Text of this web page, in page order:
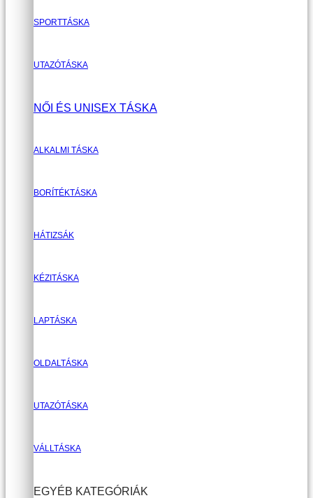
SPORTTÁSKA
UTAZÓTÁSKA
NŐI ÉS UNISEX TÁSKA
ALKALMI TÁSKA
BORÍTÉKTÁSKA
HÁTIZSÁK
KÉZITÁSKA
LAPTÁSKA
OLDALTÁSKA
UTAZÓTÁSKA
VÁLLTÁSKA
EGYÉB KATEGÓRIÁK